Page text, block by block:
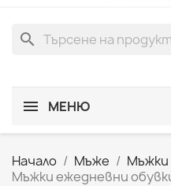
search
МЕНЮ
Начало Мъже
Мъжки
Мъжки ежедневни